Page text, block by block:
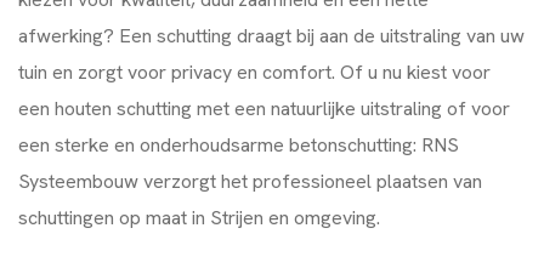
afwerking? Een schutting draagt bij aan de uitstraling van uw
tuin en zorgt voor privacy en comfort. Of u nu kiest voor
een houten schutting met een natuurlijke uitstraling of voor
een sterke en onderhoudsarme betonschutting: RNS
Systeembouwverzorgt het professioneel plaatsen van
schuttingen op maat in Strijen en omgeving.